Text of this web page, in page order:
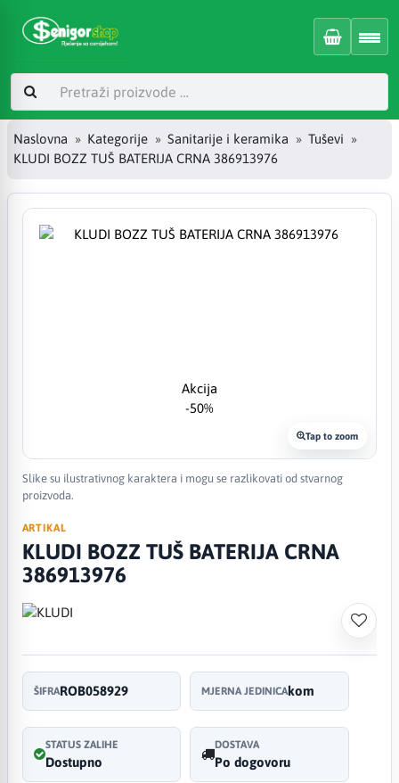
Naslovna Kategorije Sanitarije i keramika
Tuševi
KLUDI BOZZ TUŠ BATERIJA CRNA 386913976
Akcija
-50%
Tap to zoom
Slike su ilustrativnog karaktera i mogu se razlikovati od stvarnog
proizvoda.
ARTIKAL
KLUDI BOZZ TUŠ BATERIJA CRNA
386913976
ŠIFRAROB058929 MJERNA JEDINICAkom
STATUS ZALIHE
Dostupno
DOSTAVA
Po dogovoru